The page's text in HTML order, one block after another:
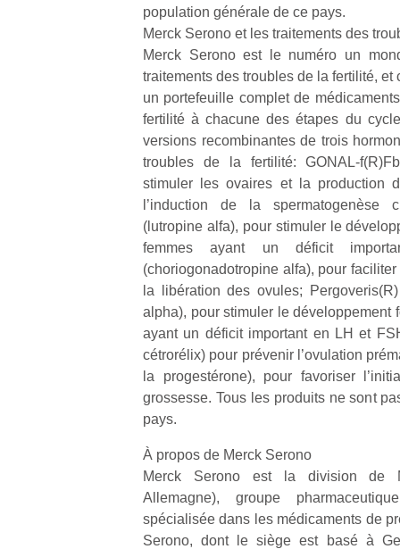
population générale de ce pays.
Merck Serono et les traitements des
Merck Serono est le numéro un
traitements des troubles de la fertilité, et
un portefeuille complet de
fertilité à chacune des étapes du
versions recombinantes de trois
troubles de la fertilité: GONAL-
stimuler les ovaires et la production
l’induction de la spermatogenèse
(lutropine alfa), pour stimuler le
femmes ayant un déficit
(choriogonadotropine alfa), pour
la libération des ovules;
alpha), pour stimuler le développement
ayant un déficit important en LH et
cétrorélix) pour prévenir l’ovulation
la progestérone), pour favoriser
grossesse. Tous les produits ne sont
pays.
À propos de Merck Serono
Merck Serono est la division de
Allemagne), groupe
spécialisée dans les médicaments de
Serono, dont le siège est basé à
NextGen,
une
nouvelle
trottinette
mécanique
Beeper
Les
enfants
débordent
souvent
d’énergie.
Varier les
occupations
n’est pas
toujours
simple.
Conjuguer
divertissement,
activité
apprentissage…
Des
trampolines
pour les
grands et
les petits !
Durant les
vacances
estivales
et avec le
retour des
beaux
jours, c’est
l’occasion
rêvée
pour les
de…
de